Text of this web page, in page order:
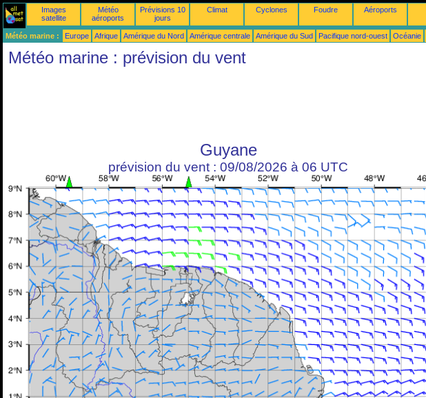
Images
satellite
Météo
aéroports
Prévisions 10
jours
Climat Cyclones Foudre Aéroports
Météo marine : Europe Afrique Amérique du Nord Amérique centrale Amérique du Sud Pacifique nord-ouest Océanie
Météo marine : prévision du vent
Guyane
prévision du vent : 09/08/2026 à 06 UTC